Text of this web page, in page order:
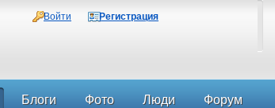
Войти Регистрация
Блоги Фото Люди Форум